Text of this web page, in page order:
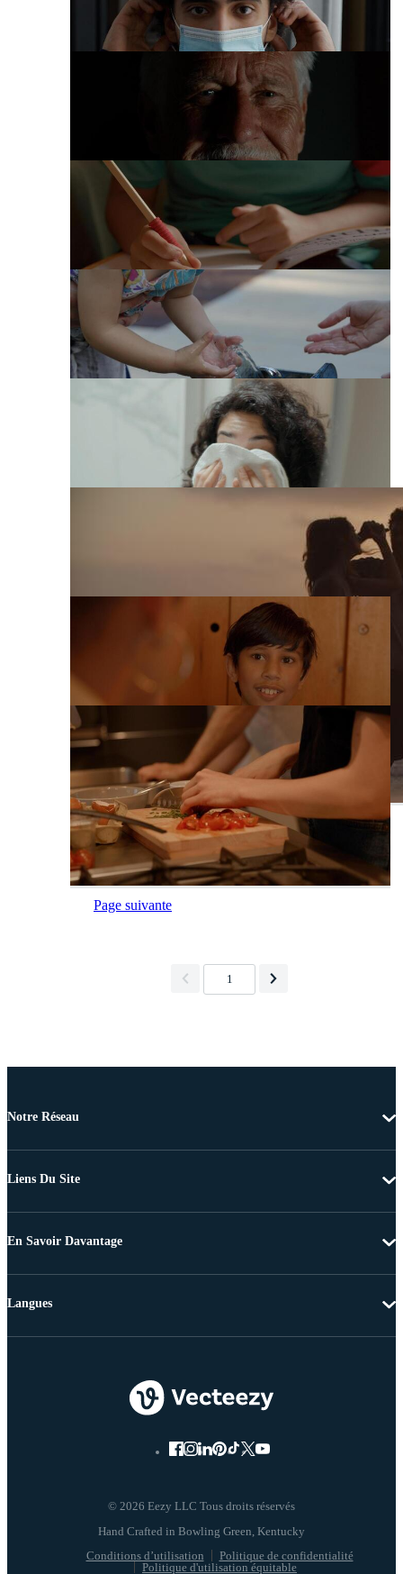
Page suivante
1
Notre Réseau
Liens Du Site
En Savoir Davantage
© 2026 Eezy LLC Tous droits réservés
Conditions d’utilisation
Politique de confidentialité
Politique d'utilisation équitable
Langues